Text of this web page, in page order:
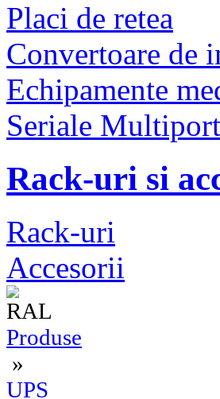
Placi de retea
Convertoare de
Echipamente
Seriale Multiport
Rack-uri si
Rack-uri
Accesorii
Produse
»
UPS